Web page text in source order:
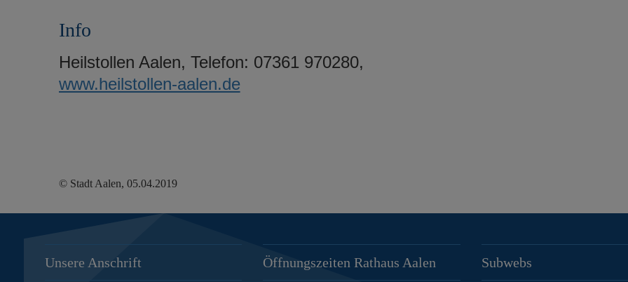
Info
Heilstollen Aalen, Telefon: 07361 970280,
www.heilstollen-aalen.de
© Stadt Aalen, 05.04.2019
Unsere Anschrift Öffnungszeiten Rathaus Aalen Subwebs